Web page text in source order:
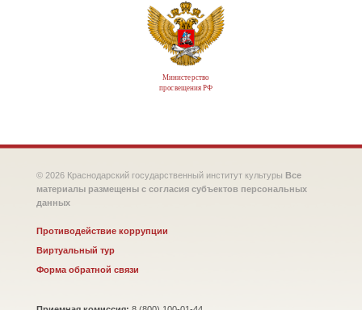
Министерство
просвещения РФ
© 2026 Краснодарский государственный институт культуры Все
материалы размещены с согласия субъектов персональных
данных
Противодействие коррупции
Виртуальный тур
Форма обратной связи